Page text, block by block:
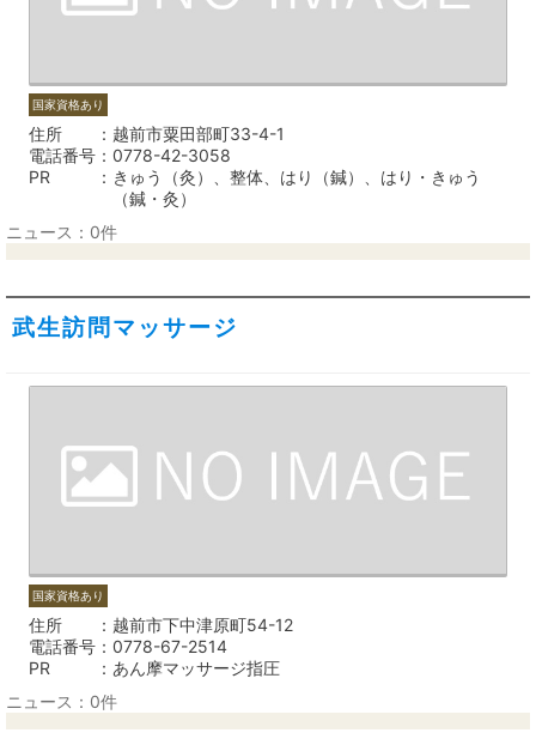
国家資格あり
住所
越前市粟田部町33-4-1
電話番号
0778-42-3058
PR
きゅう（灸）、整体、はり（鍼）、はり・きゅう
（鍼・灸）
ニュース：0件
武生訪問マッサージ
国家資格あり
住所
越前市下中津原町54-12
電話番号
0778-67-2514
PR
あん摩マッサージ指圧
ニュース：0件